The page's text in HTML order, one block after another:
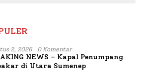
2, 2026 0 Komentar
NEWS – Kapal Penumpang
di Utara Sumenep